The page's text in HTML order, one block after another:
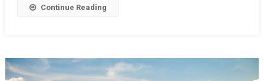
Continue Reading